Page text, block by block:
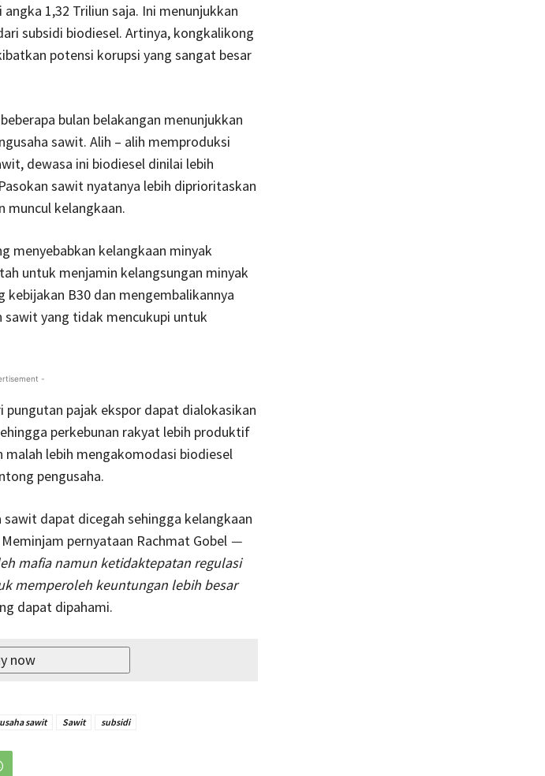
1,32 Triliun saja. Ini menunjukkan
subsidi biodiesel. Artinya, kongkalikong
potensi korupsi yang sangat besar
bulan belakangan menunjukkan
sawit. Alih – alih memproduksi
dewasa ini biodiesel dinilai lebih
sawit nyatanya lebih diprioritaskan
muncul kelangkaan.
menyebabkan kelangkaan minyak
untuk menjamin kelangsungan minyak
B30 dan mengembalikannya
sawit yang tidak mencukupi untuk
-
pajak ekspor dapat dialokasikan
perkebunan rakyat lebih produktif
lebih mengakomodasi biodiesel
pengusaha.
dapat dicegah sehingga kelangkaan
pernyataan Rachmat Gobel—
mafia namun ketidaktepatan regulasi
memperoleh keuntungan lebih besar
dapat dipahami.
now
sawit Sawit subsidi